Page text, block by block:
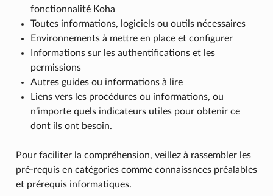
fonctionnalité Koha
Toutes informations, logiciels ou outils nécessaires
Environnements à mettre en place et configurer
Informations sur les authentifications et les
permissions
Autres guides ou informations à lire
Liens vers les procédures ou informations, ou
n’importe quels indicateurs utiles pour obtenir ce
dont ils ont besoin.
Pour faciliter la compréhension, veillez à rassembler les
pré-requis en catégories comme connaissnces préalables
et prérequis informatiques.